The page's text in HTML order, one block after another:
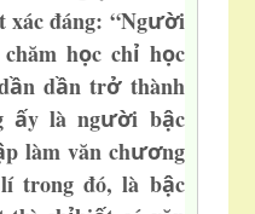
t xác đáng: “Người
học chỉ học
ần dần trởthành
ấy là người bậc
p làm văn chương
trong đó, là bậc